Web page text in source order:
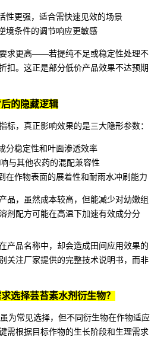
性更强，适合需快速见效的场景
境条件的调节响应更敏感
求更高——若提纯不足或稳定性处理不
扣。这正是部分低价产品效果不达预期
的隐藏逻辑
标，真正影响效果的是三大隐形参数：
分稳定性和叶面渗透效率
与其他农药的混配兼容性
在作物表面的展着性和耐雨水冲刷能力
品，虽然成本较高，但能减少对幼嫩组
剂配方可能在高温下加速有效成分分
产品名称中，却会造成田间应用效果的
关注厂家提供的完整技术说明书，而非
选择芸苔素水剂衍生物？
为常见选择，但不同衍生物在作物适应
需根据目标作物的生长阶段和生理需求